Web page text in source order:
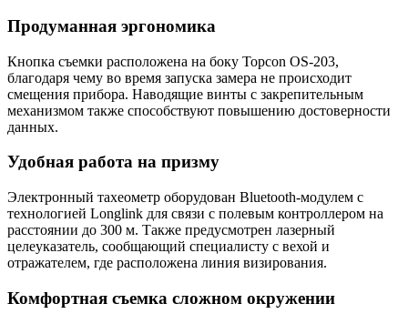
Продуманная эргономика
Кнопка съемки расположена на боку Topcon OS-203,
благодаря чему во время запуска замера не происходит
смещения прибора. Наводящие винты с закрепительным
механизмом также способствуют повышению достоверности
данных.
Удобная работа на призму
Электронный тахеометр оборудован Bluetooth-модулем с
технологией Longlink для связи с полевым контроллером на
расстоянии до 300 м. Также предусмотрен лазерный
целеуказатель, сообщающий специалисту с вехой и
отражателем, где расположена линия визирования.
Комфортная съемка сложном окружении